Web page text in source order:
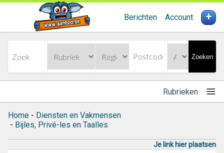
Berichten Account +
Zoeken
Rubrieken
Home - Diensten en Vakmensen
- Bijles, Privé-les en Taalles
Je link hier plaatsen